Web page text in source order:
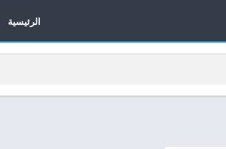
الرئيسية